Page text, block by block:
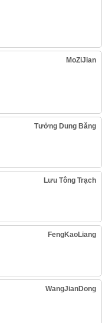
MoZiJian
Tưởng Dung Băng
Lưu Tông Trạch
FengKaoLiang
WangJianDong